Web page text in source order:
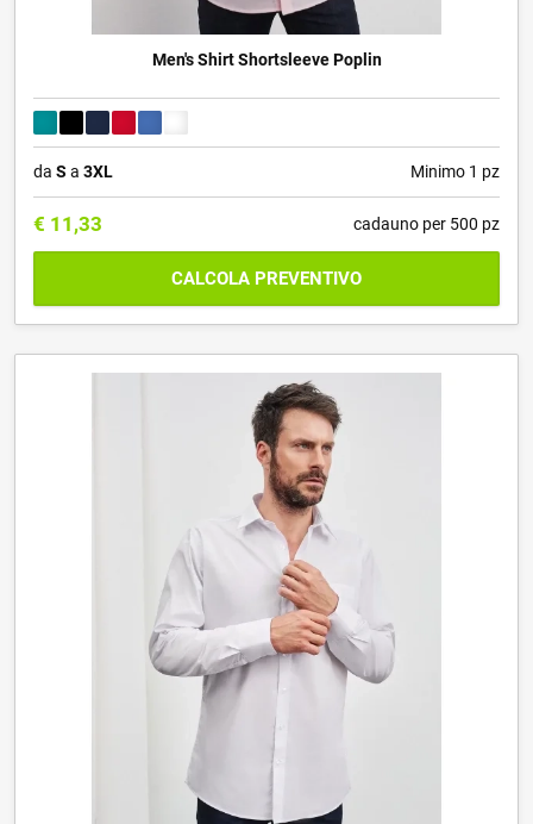
Men's Shirt Shortsleeve Poplin
da S a 3XL Minimo 1 pz
€ 11,33 cadauno per 500 pz
CALCOLA PREVENTIVO